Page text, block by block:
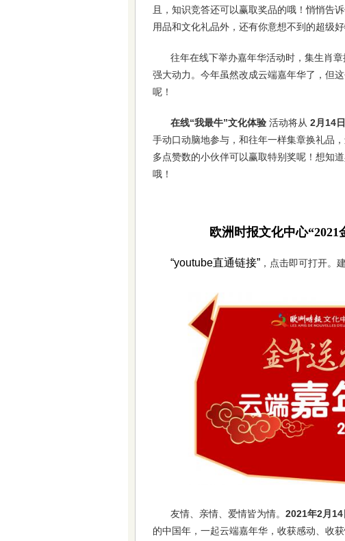
且，知识竞答还可以赢取奖品的哦！悄悄告
用品和文化礼品外，还有你意想不到的超级
往年在线下举办嘉年华活动时，集生肖
强大动力。今年虽然改成云端嘉年华了，但
呢！
在线“我最牛”文化体验 活动将从 2月14日
手动口动脑地参与，和往年一样集章换礼品
多点赞数的小伙伴可以赢取特别奖呢！想知
哦！
欧洲时报文化中心
“youtube直通链接” ，点击即可打开。
友情、亲情、爱情皆为情。 2021年2月14
的中国年，一起云端嘉年华，收获感动、收